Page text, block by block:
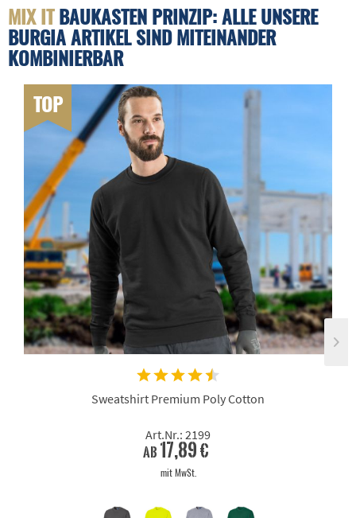
MIX ITBAUKASTEN PRINZIP: ALLE UNSERE
BURGIA ARTIKEL SIND MITEINANDER
KOMBINIERBAR
TOP
Sweatshirt Premium Poly Cotton
Art.Nr.: 2199
ab 17,89 €
mit MwSt.